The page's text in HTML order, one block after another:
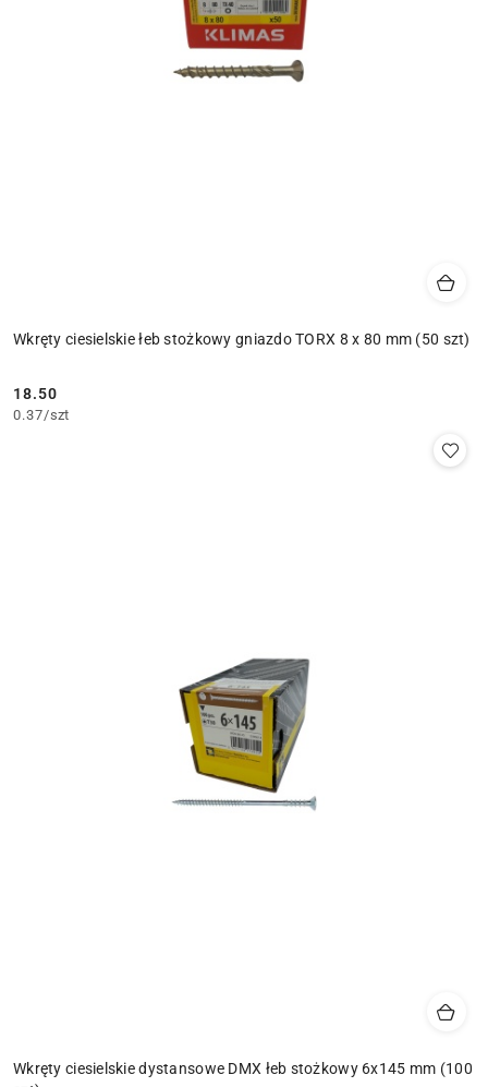
Wkręty ciesielskie łeb stożkowy gniazdo TORX 8 x 80 mm (50 szt)
Cena:
18.50
0.37/szt
Wkręty ciesielskie dystansowe DMX łeb stożkowy 6x145 mm (100